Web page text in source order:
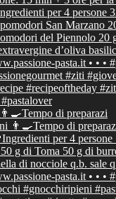
di preparazi